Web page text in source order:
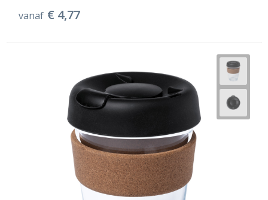
vanaf € 4,77